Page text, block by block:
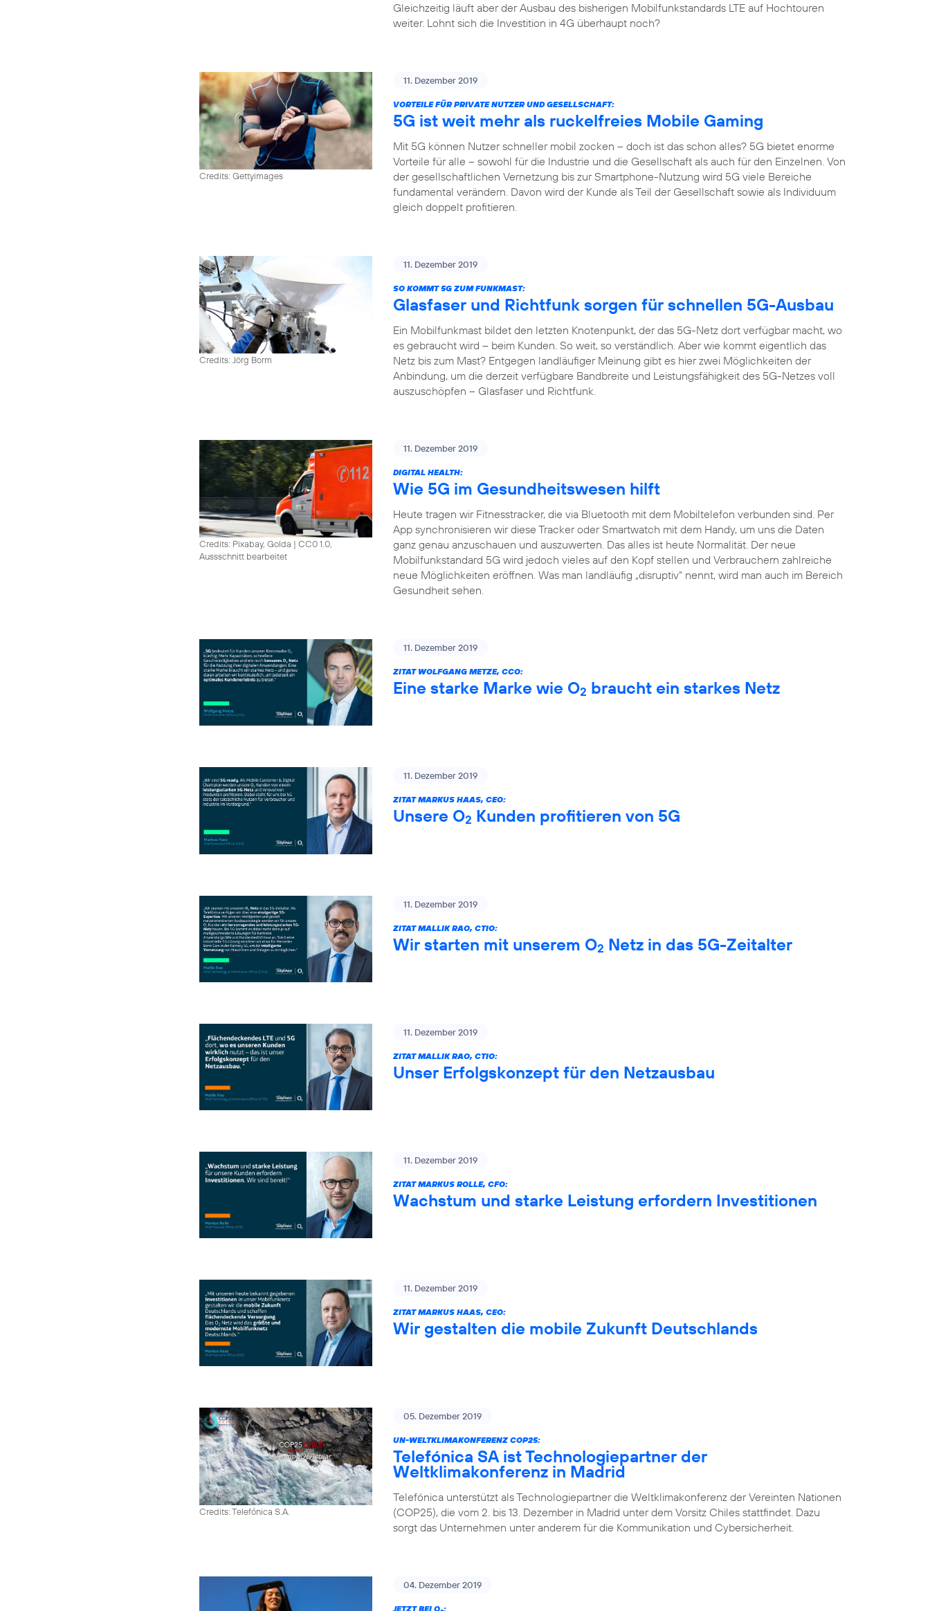
Gleichzeitig läuft aber der Ausbau des bisherigen Mobilfunkstandards LTE auf Hochtouren
weiter. Lohnt sich die Investition in 4G überhaupt noch?
Credits: Gettyimages
11. Dezember 2019
VORTEILE FÜR PRIVATE NUTZER UND GESELLSCHAFT:
5G ist weit mehr als ruckelfreies Mobile Gaming
Mit 5G können Nutzer schneller mobil zocken – doch ist das schon alles? 5G bietet enorme
Vorteile für alle – sowohl für die Industrie und die Gesellschaft als auch für den Einzelnen. Von
der gesellschaftlichen Vernetzung bis zur Smartphone-Nutzung wird 5G viele Bereiche
fundamental verändern. Davon wird der Kunde als Teil der Gesellschaft sowie als Individuum
gleich doppelt profitieren.
Credits: Jörg Borm
11. Dezember 2019
SO KOMMT 5G ZUM FUNKMAST:
Glasfaser und Richtfunk sorgen für schnellen 5G-Ausbau
Ein Mobilfunkmast bildet den letzten Knotenpunkt, der das 5G-Netz dort verfügbar macht, wo
es gebraucht wird – beim Kunden. So weit, so verständlich. Aber wie kommt eigentlich das
Netz bis zum Mast? Entgegen landläufiger Meinung gibt es hier zwei Möglichkeiten der
Anbindung, um die derzeit verfügbare Bandbreite und Leistungsfähigkeit des 5G-Netzes voll
auszuschöpfen – Glasfaser und Richtfunk.
Credits: Pixabay, Golda | CC0 1.0,
Aussschnitt bearbeitet
11. Dezember 2019
DIGITAL HEALTH:
Wie 5G im Gesundheitswesen hilft
Heute tragen wir Fitnesstracker, die via Bluetooth mit dem Mobiltelefon verbunden sind. Per
App synchronisieren wir diese Tracker oder Smartwatch mit dem Handy, um uns die Daten
ganz genau anzuschauen und auszuwerten. Das alles ist heute Normalität. Der neue
Mobilfunkstandard 5G wird jedoch vieles auf den Kopf stellen und Verbrauchern zahlreiche
neue Möglichkeiten eröffnen. Was man landläufig „disruptiv“ nennt, wird man auch im Bereich
Gesundheit sehen.
11. Dezember 2019
ZITAT WOLFGANG METZE, CCO:
Eine starke Marke wie O2 braucht ein starkes Netz
11. Dezember 2019
ZITAT MARKUS HAAS, CEO:
Unsere O2 Kunden profitieren von 5G
11. Dezember 2019
ZITAT MALLIK RAO, CTIO:
Wir starten mit unserem O2 Netz in das 5G-Zeitalter
11. Dezember 2019
ZITAT MALLIK RAO, CTIO:
Unser Erfolgskonzept für den Netzausbau
11. Dezember 2019
ZITAT MARKUS ROLLE, CFO:
Wachstum und starke Leistung erfordern Investitionen
11. Dezember 2019
ZITAT MARKUS HAAS, CEO:
Wir gestalten die mobile Zukunft Deutschlands
Credits: Telefónica S.A.
05. Dezember 2019
UN-WELTKLIMAKONFERENZ COP25:
Telefónica SA ist Technologiepartner der
Weltklimakonferenz in Madrid
Telefónica unterstützt als Technologiepartner die Weltklimakonferenz der Vereinten Nationen
(COP25), die vom 2. bis 13. Dezember in Madrid unter dem Vorsitz Chiles stattfindet. Dazu
sorgt das Unternehmen unter anderem für die Kommunikation und Cybersicherheit.
04. Dezember 2019
JETZT BEI O :